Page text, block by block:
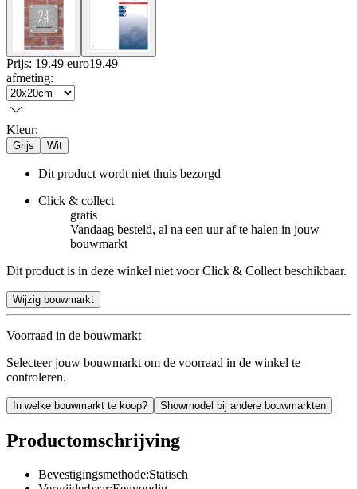
Prijs: 19.49 euro19.49
afmeting:
Kleur:
Grijs Wit
Dit product wordt niet thuis bezorgd
Click & collect
gratis
Vandaag besteld, al na een uur af te halen in jouw
bouwmarkt
Dit product is in deze winkel niet voor Click & Collect beschikbaar.
Wijzig bouwmarkt
Voorraad in de bouwmarkt
Selecteer jouw bouwmarkt om de voorraad in de winkel te
controleren.
In welke bouwmarkt te koop? Showmodel bij andere bouwmarkten
Productomschrijving
Bevestigingsmethode:Statisch